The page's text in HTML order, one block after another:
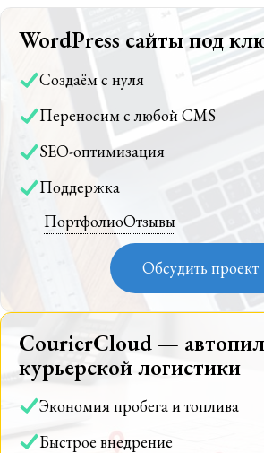
WordPress сайты под
Создаём с нуля
Переносим с любой CMS
SEO-оптимизация
Поддержка
ПортфолиоОтзывы
Обсудить проект
CourierCloud —
курьерской логистики
Экономия пробега и топлива
Быстрое внедрение